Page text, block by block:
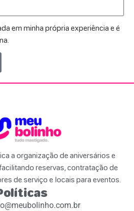
em minha própria experiência e é
a organização de aniversários e
reservas, contratação de
de serviço e locais para eventos.